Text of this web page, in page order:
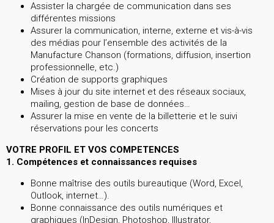
Assister la chargée de communication dans ses
différentes missions
Assurer la communication, interne, externe et vis-à-vis
des médias pour l’ensemble des activités de la
Manufacture Chanson (formations, diffusion, insertion
professionnelle, etc.)
Création de supports graphiques
Mises à jour du site internet et des réseaux sociaux,
mailing, gestion de base de données…
Assurer la mise en vente de la billetterie et le suivi
réservations pour les concerts
VOTRE PROFIL ET VOS COMPETENCES
1. Compétences et connaissances requises
Bonne maîtrise des outils bureautique (Word, Excel,
Outlook, internet…).
Bonne connaissance des outils numériques et
graphiques (InDesign, Photoshop, Illustrator,